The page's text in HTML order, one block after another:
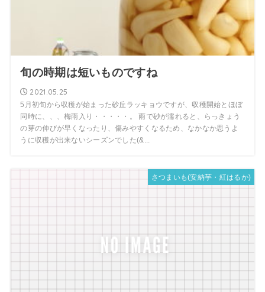
旬の時期は短いものですね
2021.05.25
5月初旬から収穫が始まった砂丘ラッキョウですが、収穫開始とほぼ
同時に、、、梅雨入り・・・・・。 雨で砂が濡れると、らっきょう
の芽の伸びが早くなったり、傷みやすくなるため、なかなか思うよ
うに収穫が出来ないシーズンでした(&...
さつまいも(安納芋・紅はるか)